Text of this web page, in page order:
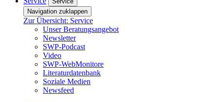
Navigation zuklappen
Zur Übersicht: Service
Unser Beratungsangebot
Newsletter
SWP-Podcast
Video
SWP-WebMonitore
Literaturdatenbank
Soziale Medien
Newsfeed